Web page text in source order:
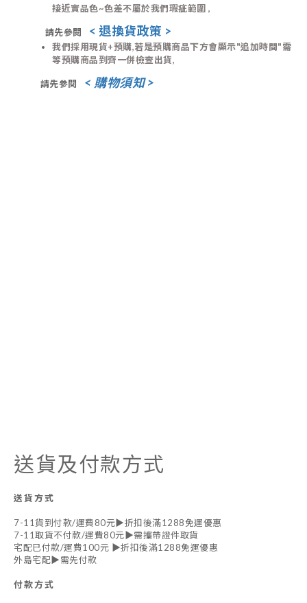
接近實品色~色差不屬於我們瑕疵範圍 ,
請先參閱 < 退換貨政策 >
我們採用現貨+預購,若是預購商品下方會顯示"追加時間"需
等預購商品到齊一併檢查出貨,
請先參閱 < 購物須知 >
送貨及付款方式
送貨方式
7-11貨到付款/運費80元▶折扣後滿1288免運優惠
7-11取貨不付款/運費80元▶需攜帶證件取貨
宅配已付款/運費100元 ▶折扣後滿1288免運優惠
外島宅配▶需先付款
付款方式